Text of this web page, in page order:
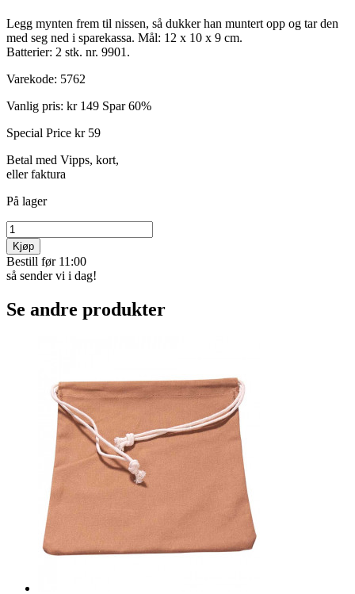
Legg mynten frem til nissen, så dukker han munt­ert opp og tar den
med seg ned i sparekassa. Mål: 12 x 10 x 9 cm.
Batterier: 2 stk. nr. 9901.
Varekode: 5762
Vanlig pris: kr 149 Spar 60%
Special Price kr 59
Betal med Vipps, kort,
eller faktura
På lager
Kjøp
Bestill før 11:00
så sender vi i dag!
Se andre produkter